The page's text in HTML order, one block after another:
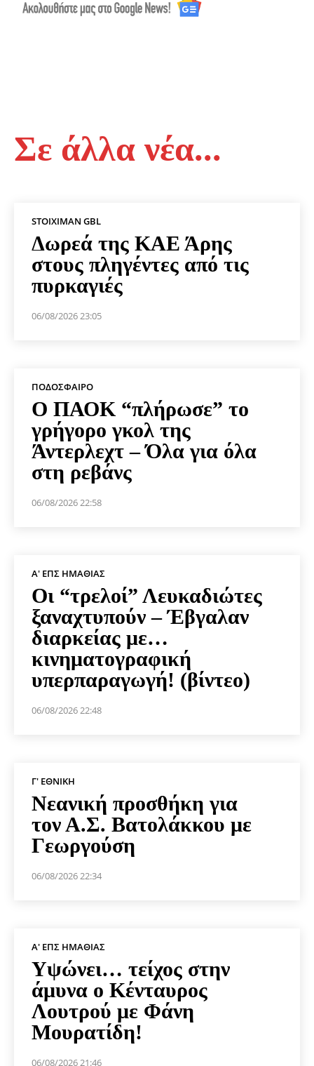
Σε άλλα νέα...
STOIXIMAN GBL
Δωρεά της ΚΑΕ Άρης
στους πληγέντες από τις
πυρκαγιές
06/08/2026 23:05
ΠΟΔΌΣΦΑΙΡΟ
Ο ΠΑΟΚ “πλήρωσε” το
γρήγορο γκολ της
Άντερλεχτ – Όλα για όλα
στη ρεβάνς
06/08/2026 22:58
Α' ΕΠΣ ΗΜΑΘΊΑΣ
Οι “τρελοί” Λευκαδιώτες
ξαναχτυπούν – Έβγαλαν
διαρκείας με…
κινηματογραφική
υπερπαραγωγή! (βίντεο)
06/08/2026 22:48
Γ' ΕΘΝΙΚΉ
Νεανική προσθήκη για
τον Α.Σ. Βατολάκκου με
Γεωργούση
06/08/2026 22:34
Α' ΕΠΣ ΗΜΑΘΊΑΣ
Υψώνει… τείχος στην
άμυνα ο Κένταυρος
Λουτρού με Φάνη
Μουρατίδη!
06/08/2026 21:46